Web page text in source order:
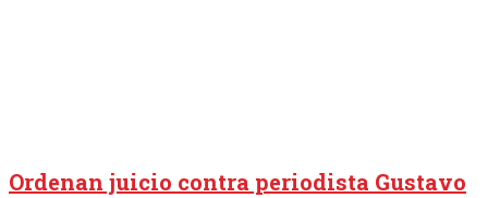
Ordenan juicio contra periodista Gustavo